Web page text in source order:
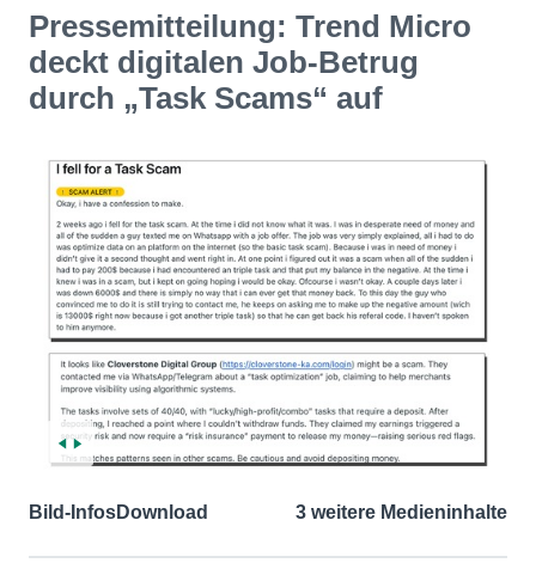
Pressemitteilung: Trend Micro
deckt digitalen Job-Betrug
durch „Task Scams“ auf
Bild-InfosDownload 3 weitere Medieninhalte